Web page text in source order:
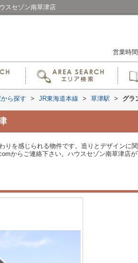
スセゾン南草津店
営業時
ら探す > JR東海道本線 > 草津駅 > グラ
りを感じられる物件です。造りとデザインに
からご連絡下さい。ハウスセゾン南草津店が